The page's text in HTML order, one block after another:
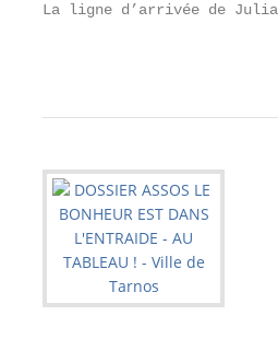
La ligne d’arrivée de